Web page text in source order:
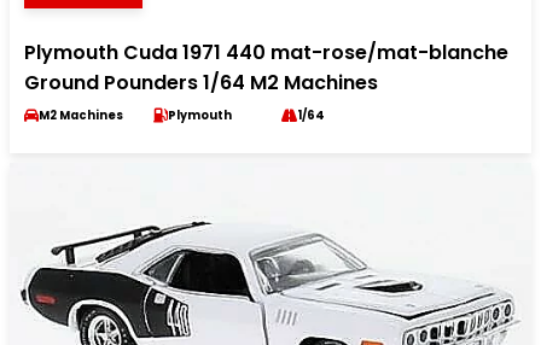
Plymouth Cuda 1971 440 mat-rose/mat-blanche
Ground Pounders 1/64 M2 Machines
M2 Machines Plymouth 1/64